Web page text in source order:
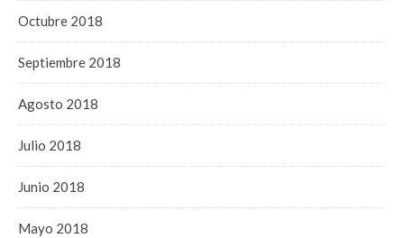
Octubre 2018
Septiembre 2018
Agosto 2018
Julio 2018
Junio 2018
Mayo 2018